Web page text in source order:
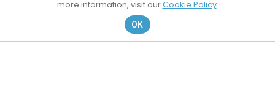
more information, visit ourCookie Policy.
OK